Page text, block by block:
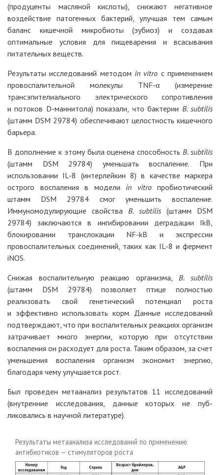
(продуценты масляной кислоты), снижают негативное
воздействие патогенных бактерий, улучшая тем самым
баланс кишечной микробиоты (эубиоз) и создавая
оптимальные условия для пищеварения и всасывания
питательных веществ.
Результаты исследований методом in vitro с применением
провоспалительной молекулы TNF-α (измерение
трансэпителиального электрического сопротивления
и потоков D-маннитола) показали, что бактерии B. subtilis
(штамм DSM 29784) обеспечивают целостность кишечного
барьера.
В дополнение к этому была оценена способность B. subtilis
(штамм DSM 29784) уменьшать воспаление. При
использовании IL-8 (интерлейкин 8) в качестве маркера
острого воспаления в модели in vitro пробиотический
штамм DSM 29784 смог уменьшить воспаление.
Иммуномодулирующие свойства B. subtilis (штамм DSM
29784) заключаются в ингибировании деградации IkB,
блокировании транслокации NF-kB и экспрессии
провоспалительных соединений, таких как IL-8 и фермент
iNOS.
Снижая воспалительную реакцию организма, B. subtilis
(штамм DSM 29784) позволяет птице полностью
реализовать свой генетический потенциал роста
и эффективно использовать корм. Данные исследований
подтверж­дают, что при воспалительных реакциях организм
затрачивает много энергии, которую при отсутствии
воспаления он расходует для роста. Таким образом, за счет
уменьшения воспаления организм экономит энергию,
благодаря чему улучшается рост.
Был проведен метаанализ результатов 11 исследований
(внутренние исследования, данные которых не пуб­
ликовались в научной литературе).
Результаты метаанализа исследований по применению
антибиотиков — стимуляторов роста